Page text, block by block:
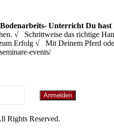
Unterricht Du hast
√ Schrittweise das richtige
Erfolg √ Mit Deinem Pferd
events/
Rights Reserved.